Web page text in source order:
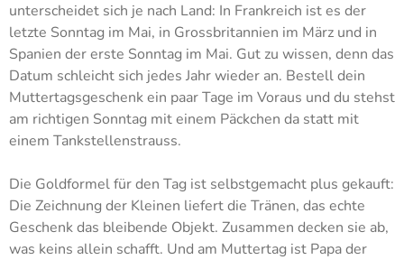
unterscheidet sich je nach Land: In Frankreich ist es der
letzte Sonntag im Mai, in Grossbritannien im März und in
Spanien der erste Sonntag im Mai. Gut zu wissen, denn das
Datum schleicht sich jedes Jahr wieder an. Bestell dein
Muttertagsgeschenk ein paar Tage im Voraus und du stehst
am richtigen Sonntag mit einem Päckchen da statt mit
einem Tankstellenstrauss.
Die Goldformel für den Tag ist selbstgemacht plus gekauft:
Die Zeichnung der Kleinen liefert die Tränen, das echte
Geschenk das bleibende Objekt. Zusammen decken sie ab,
was keins allein schafft. Und am Muttertag ist Papa der